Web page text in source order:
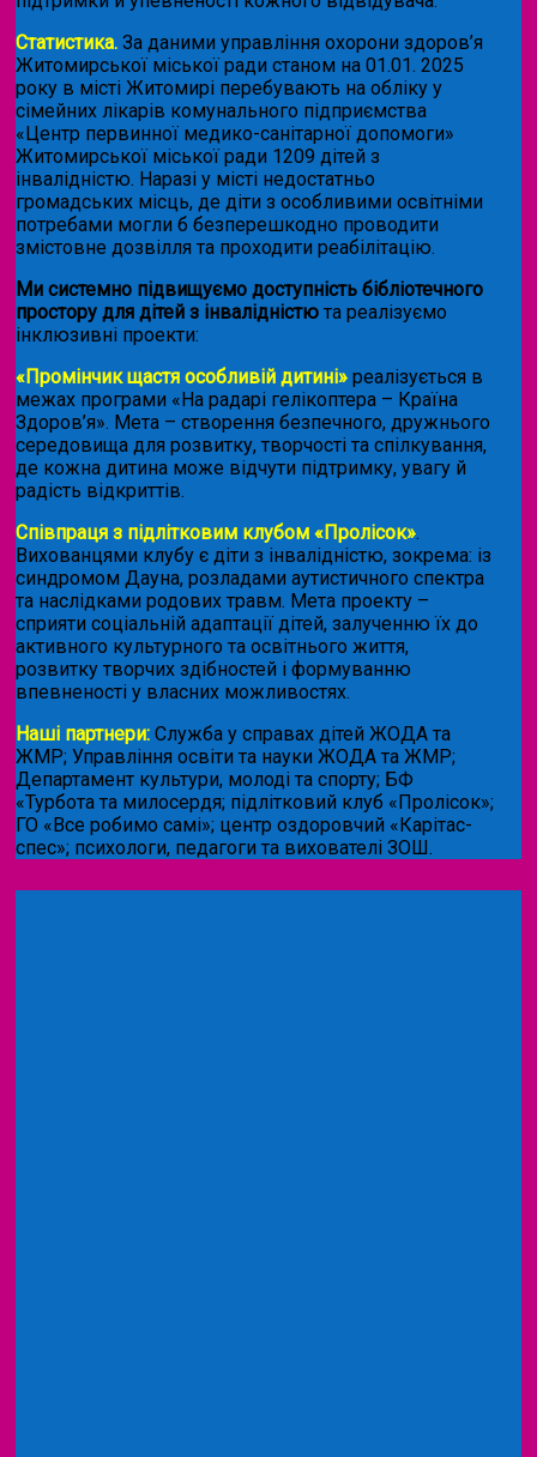
Статистика. За даними управління охорони здоров’я
Житомирської міської ради станом на 01.01. 2025
року в місті Житомирі перебувають на обліку у
сімейних лікарів комунального підприємства
«Центр первинної медико-санітарної допомоги»
Житомирської міської ради 1209 дітей з
інвалідністю. Наразі у місті недостатньо
громадських місць, де діти з особливими освітніми
потребами могли б безперешкодно проводити
змістовне дозвілля та проходити реабілітацію.
Ми системно підвищуємо доступність бібліотечного
простору для дітей з інвалідністю та реалізуємо
інклюзивні проекти:
«Промінчик щастя особливій дитині» реалізується в
межах програми «На радарі гелікоптера – Країна
Здоров’я». Мета – створення безпечного, дружнього
середовища для розвитку, творчості та спілкування,
де кожна дитина може відчути підтримку, увагу й
радість відкриттів.
Співпраця з підлітковим клубом «Пролісок».
Вихованцями клубу є діти з інвалідністю, зокрема: із
синдромом Дауна, розладами аутистичного спектра
та наслідками родових травм. Мета проекту –
сприяти соціальній адаптації дітей, залученню їх до
активного культурного та освітнього життя,
розвитку творчих здібностей і формуванню
впевненості у власних можливостях.
Наші партнери: Служба у справах дітей ЖОДА та
ЖМР; Управління освіти та науки ЖОДА та ЖМР;
Департамент культури, молоді та спорту; БФ
«Турбота та милосердя; підлітковий клуб «Пролісок»;
ГО «Все робимо самі»; центр оздоровчий «Карітас-
спес»; психологи, педагоги та вихователі ЗОШ.